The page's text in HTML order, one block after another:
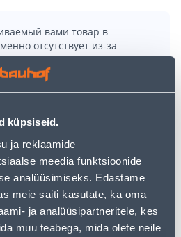
küpsiseid.
ja reklaamide
meedia funktsioonide
analüüsimiseks. Edastame
meie saiti kasutate, ka oma
ja analüüsipartneritele, kes
muu teabega, mida olete neile
вами товар в
отсутствует из-за
мы предлагаем отличные
жекатегории товаров
используя нашу мощную
найти еще более приятные